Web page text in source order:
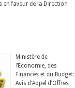
faveur de la Direction
Ministère de
l’Economie, des
Finances et du Budget:
Avis d’Appel d’Offres